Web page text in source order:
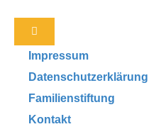
Impressum
Datenschutzerklärung
Familienstiftung
Kontakt